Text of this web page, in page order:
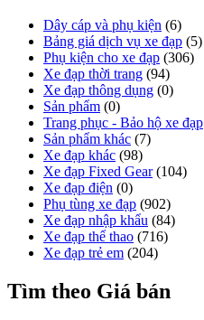
Dây cáp và phụ kiện (6)
Bảng giá dịch vụ xe đạp (5)
Phụ kiện cho xe đạp (306)
Xe đạp thời trang (94)
Xe đạp thông dụng (0)
Sản phẩm (0)
Trang phục - Bảo hộ xe đạp
Sản phẩm khác (7)
Xe đạp khác (98)
Xe đạp Fixed Gear (104)
Xe đạp điện (0)
Phụ tùng xe đạp (902)
Xe đạp nhập khẩu (84)
Xe đạp thể thao (716)
Xe đạp trẻ em (204)
Tìm theo Giá bán